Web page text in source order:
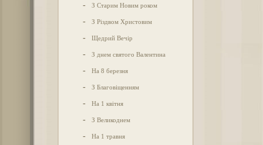
- З Старим Новим роком
- З Різдвом Христовим
- Щедрий Вечір
- З днем святого Валентина
- На 8 березня
- З Благовіщенням
- На 1 квітня
- З Великоднем
- На 1 травня